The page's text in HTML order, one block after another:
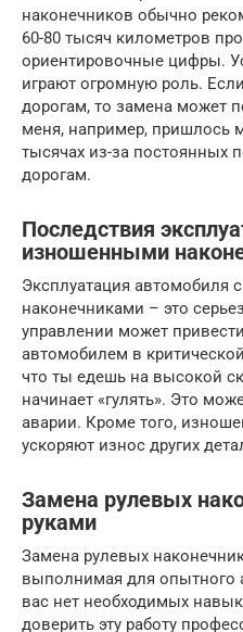
наконечников обычно
60-80 тысяч километров
ориентировочные цифры.
играют огромную роль.
дорогам, то замена может
меня, например, пришлось
тысячах из-за постоянных
дорогам.
Последствия
изношенными
Эксплуатация
наконечниками – это
управлении может
автомобилем в
что ты едешь на высокой
начинает «гулять». Это
аварии. Кроме того,
ускоряют износ других
Замена рулевых
руками
Замена рулевых
выполнимая для опытного
вас нет необходимых
доверить эту работу